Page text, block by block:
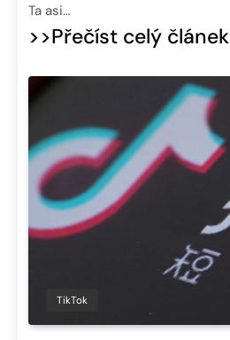
Ta asi…
>>Přečíst celý článek
TikTok